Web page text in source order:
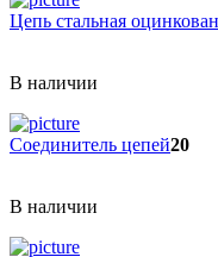
Цепь стальная
В наличии
Соединитель цепей20
В наличии